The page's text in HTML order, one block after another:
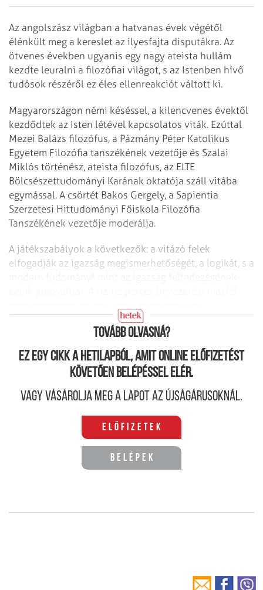
Az angolszász világban a hatvanas évek végétől
élénkült meg a kereslet az ilyesfajta disputákra. Az
ötvenes években ugyanis egy nagy ateista hullám
kezdte leuralni a filozófiai világot, s az Istenben hívő
tudósok részéről ez éles ellenreakciót váltott ki.
Magyarországon némi késéssel, a kilencvenes évektől
kezdődtek az Isten létével kapcsolatos viták. Ezúttal
Mezei Balázs filozófus, a Pázmány Péter Katolikus
Egyetem Filozófia tanszékének vezetője és Szalai
Miklós történész, ateista filozófus, az ELTE
Bölcsészettudományi Karának oktatója száll vitába
egymással. A csörtét Bakos Gergely, a Sapientia
Szerzetesi Hittudományi Főiskola Filozófia
Tanszékének vezetője moderálja.
A játékszabályok a következők: a vitázó felek
elfogadják az igazság megismerhetőségét, a logikát, s a
Tovább olvasná?
Ez egy cikk a hetilapból, amit online előfizetést
követően belépéssel elér.
Vagy vásárolja meg a lapot az újságárusoknál.
Előfizetek
Belépek